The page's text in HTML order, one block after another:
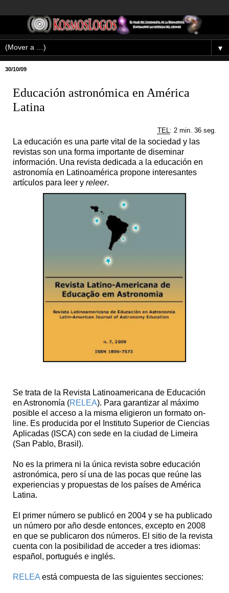
▼
30/10/09
Educación astronómica en América
Latina
TEL : 2 min. 36 seg.
La educación es una parte vital de la sociedad y las
revistas son una forma importante de diseminar
información. Una revista dedicada a la educación en
astronomía en Latinoamérica propone interesantes
artículos para leer y releer.
Se trata de la Revista Latinoamericana de Educación
en Astronomía (RELEA). Para garantizar al máximo
posible el acceso a la misma eligieron un formato on-
line. Es producida por el Instituto Superior de Ciencias
Aplicadas (ISCA) con sede en la ciudad de Limeira
(San Pablo, Brasil).
No es la primera ni la única revista sobre educación
astronómica, pero sí una de las pocas que reúne las
experiencias y propuestas de los países de América
Latina.
El primer número se publicó en 2004 y se ha publicado
un número por año desde entonces, excepto en 2008
en que se publicaron dos números. El sitio de la revista
cuenta con la posibilidad de acceder a tres idiomas:
español, portugués e inglés.
RELEA está compuesta de las siguientes secciones: